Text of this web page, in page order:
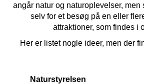
angår natur og naturoplevelser, men
selv for et besøg på en eller
attraktioner, som findes i
Her er listet nogle ideer, men der
Naturstyrelsen